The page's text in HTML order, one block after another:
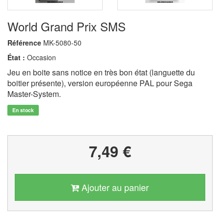
World Grand Prix SMS
Référence MK-5080-50
État : Occasion
Jeu en boite sans notice en très bon état (languette du
boitier présente), version européenne PAL pour Sega
Master-System.
En stock
7,49 €
Ajouter au panier